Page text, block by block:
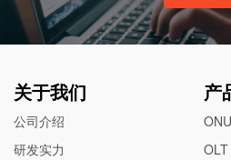
关于我们
公司介绍
研发实力
产
OLT